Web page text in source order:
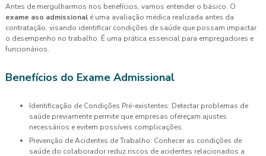
Antes de mergulharmos nos benefícios, vamos entender o básico. O
exame aso admissional é uma avaliação médica realizada antes da
contratação, visando identificar condições de saúde que possam impactar
o desempenho no trabalho. É uma prática essencial para empregadores e
funcionários.
Benefícios do Exame Admissional
Identificação de Condições Pré-existentes: Detectar problemas de
saúde previamente permite que empresas ofereçam ajustes
necessários e evitem possíveis complicações.
Prevenção de Acidentes de Trabalho: Conhecer as condições de
saúde do colaborador reduz riscos de acidentes relacionados a